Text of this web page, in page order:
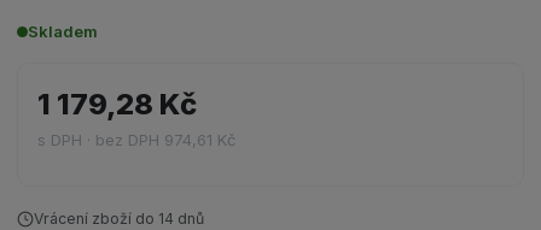
Skladem
1 179,28 Kč
s DPH · bez DPH 974,61 Kč
Vrácení zboží do 14 dnů